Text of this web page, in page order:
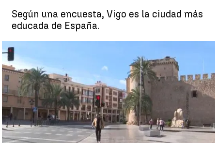
Según una encuesta, Vigo es la ciudad más
educada de España.
Emilia Rial Madrid
Publicado:09 de enero de 2023, 22:49